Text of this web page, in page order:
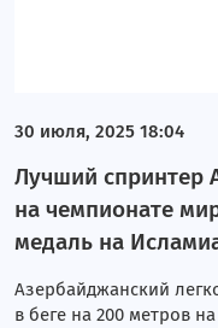
30 июля, 2025 18:04
Лучший спринтер
на чемпионате
медаль на
Азербайджанский
в беге на 200 метров